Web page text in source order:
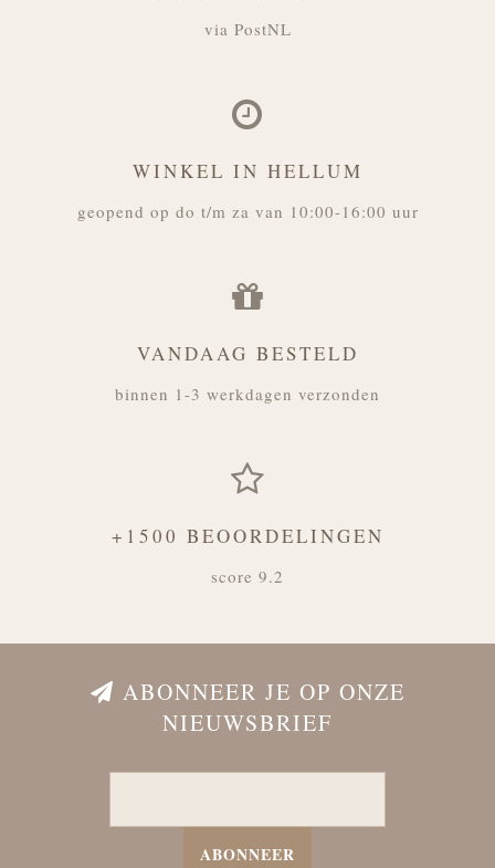
via PostNL
WINKEL IN HELLUM
geopend op do t/m za van 10:00-16:00 uur
VANDAAG BESTELD
binnen 1-3 werkdagen verzonden
+1500 BEOORDELINGEN
score 9.2
ABONNEER JE OP ONZE
NIEUWSBRIEF
ABONNEER